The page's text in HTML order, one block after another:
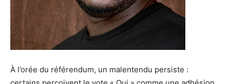
À l’orée du référendum, un malentendu persiste :